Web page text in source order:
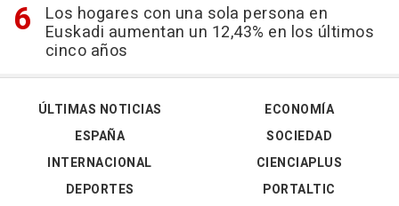
Los hogares con una sola persona en
Euskadi aumentan un 12,43% en los últimos
cinco años
ÚLTIMAS NOTICIAS
ESPAÑA
INTERNACIONAL
DEPORTES
ECONOMÍA
SOCIEDAD
CIENCIAPLUS
PORTALTIC